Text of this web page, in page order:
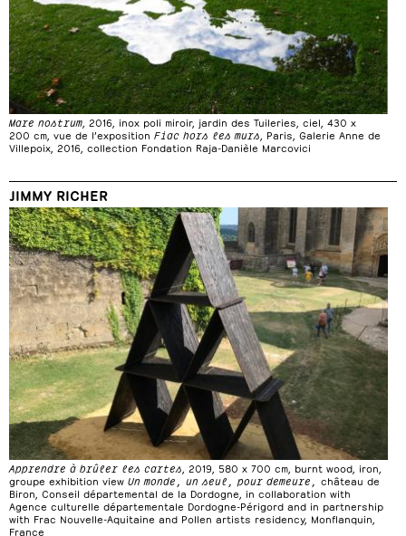
Mare nostrum, 2016, inox poli miroir, jardin des Tuileries, ciel, 430 x
200 cm, vue de l’exposition Fiac hors les murs, Paris, Galerie Anne de
Villepoix, 2016, collection Fondation Raja-Danièle Marcovici
JIMMY RICHER
Apprendre à brûler les cartes , 2019, 580 x 700 cm, burnt wood, iron,
groupe exhibition view Un monde, un seul, pour demeure, château de
Biron, Conseil départemental de la Dordogne, in collaboration with
Agence culturelle départementale Dordogne-Périgord and in partnership
with Frac Nouvelle-Aquitaine and Pollen artists residency, Monflanquin,
France